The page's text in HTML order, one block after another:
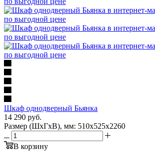
Шкаф однодверный Бьянка
14 290 руб.
Размер (ШхГхВ), мм: 510х525х2260
В корзину